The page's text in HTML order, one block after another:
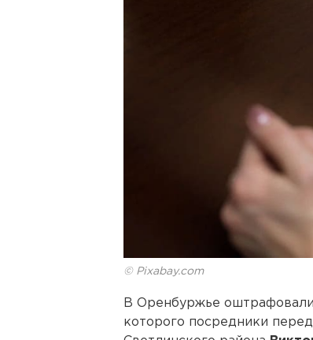
© Pixabay.com
В Оренбуржье
которого посредники